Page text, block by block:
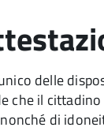
delle
che il
di